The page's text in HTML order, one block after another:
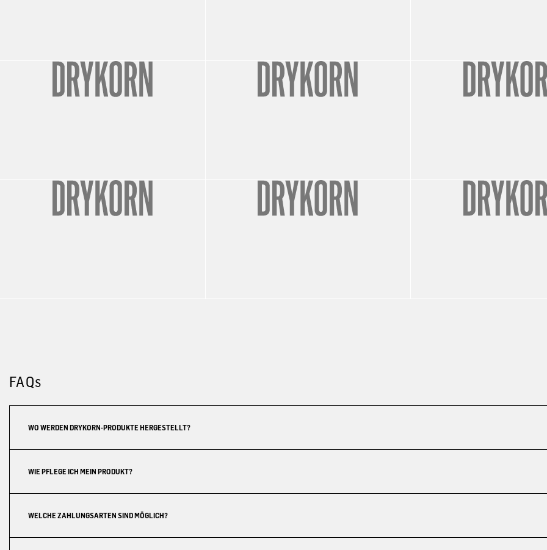
FAQs
WO WERDEN DRYKORN-PRODUKTE HERGESTELLT?
WIE PFLEGE ICH MEIN PRODUKT?
WELCHE ZAHLUNGSARTEN SIND MÖGLICH?